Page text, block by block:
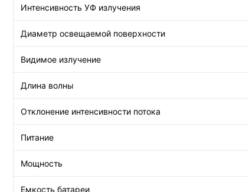
Интенсивность УФ излучения
Диаметр освещаемой поверхности
Видимое излучение
Длина волны
Отклонение интенсивности потока
Питание
Мощность
Емкость батареи